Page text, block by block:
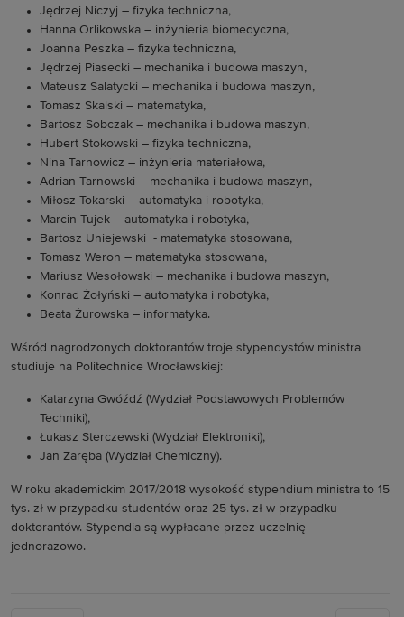
Jędrzej Niczyj – fizyka techniczna,
Hanna Orlikowska – inżynieria biomedyczna,
Joanna Peszka – fizyka techniczna,
Jędrzej Piasecki – mechanika i budowa maszyn,
Mateusz Salatycki – mechanika i budowa maszyn,
Tomasz Skalski – matematyka,
Bartosz Sobczak – mechanika i budowa maszyn,
Hubert Stokowski – fizyka techniczna,
Nina Tarnowicz – inżynieria materiałowa,
Adrian Tarnowski – mechanika i budowa maszyn,
Miłosz Tokarski – automatyka i robotyka,
Marcin Tujek – automatyka i robotyka,
Bartosz Uniejewski - matematyka stosowana,
Tomasz Weron – matematyka stosowana,
Mariusz Wesołowski – mechanika i budowa maszyn,
Konrad Żołyński – automatyka i robotyka,
Beata Żurowska – informatyka.
Wśród nagrodzonych doktorantów troje stypendystów ministra
studiuje na Politechnice Wrocławskiej:
Katarzyna Gwóźdź (Wydział Podstawowych Problemów
Techniki),
Łukasz Sterczewski (Wydział Elektroniki),
Jan Zaręba (Wydział Chemiczny).
W roku akademickim 2017/2018 wysokość stypendium ministra to 15
tys. zł w przypadku studentów oraz 25 tys. zł w przypadku
doktorantów. Stypendia są wypłacane przez uczelnię –
jednorazowo.